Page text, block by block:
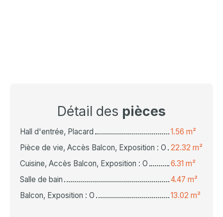
Détail des pièces
Hall d'entrée, Placard
1.56 m²
Pièce de vie, Accès Balcon, Exposition : O 22.32 m²
Cuisine, Accès Balcon, Exposition : O
6.31 m²
Salle de bain
4.47 m²
Balcon, Exposition : O
13.02 m²